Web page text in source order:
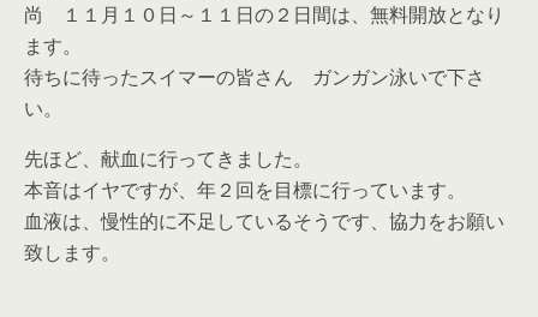
尚 １１月１０日～１１日の２日間は、無料開放となり
ます。
待ちに待ったスイマーの皆さん ガンガン泳いで下さ
い。
先ほど、献血に行ってきました。
本音はイヤですが、年２回を目標に行っています。
血液は、慢性的に不足しているそうです、協力をお願い
致します。